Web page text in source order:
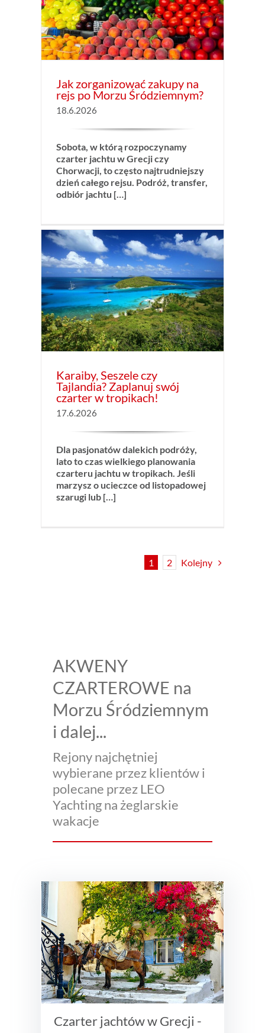
Jak zorganizować zakupy na
rejs po Morzu Śródziemnym?
18.6.2026
Sobota, w którą rozpoczynamy
czarter jachtu w Grecji czy
Chorwacji, to często najtrudniejszy
dzień całego rejsu. Podróż, transfer,
odbiór jachtu […]
Karaiby, Seszele czy
Tajlandia? Zaplanuj swój
czarter w tropikach!
17.6.2026
Dla pasjonatów dalekich podróży,
lato to czas wielkiego planowania
czarteru jachtu w tropikach. Jeśli
marzysz o ucieczce od listopadowej
szarugi lub […]
1 2 Kolejny
AKWENY
CZARTEROWE na
Morzu Śródziemnym
i dalej...
Rejony najchętniej
wybierane przez klientów i
polecane przez LEO
Yachting na żeglarskie
wakacje
Czarter jachtów w Grecji -